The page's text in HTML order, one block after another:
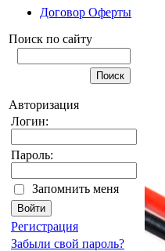
Договор Оферты
Поиск по сайту
Авторизация
Логин:
Пароль:
Запомнить меня
Регистрация
Забыли свой пароль?